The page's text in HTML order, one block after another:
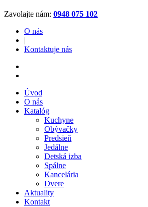
Zavolajte nám: 0948 075 102
O nás
|
Kontaktuje nás
Úvod
O nás
Katalóg
Kuchyne
Obývačky
Predsieň
Jedálne
Detská izba
Spálne
Kancelária
Dvere
Aktuality
Kontakt